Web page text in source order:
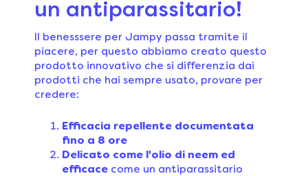
un antiparassitario!
Il benesssere per Jampy passa tramite il
piacere, per questo abbiamo creato questo
prodotto innovativo che si differenzia dai
prodotti che hai sempre usato, provare per
credere:
Efficacia repellente documentata
fino a 8 ore
Delicato come l'olio di neem ed
efficace come un antiparassitario